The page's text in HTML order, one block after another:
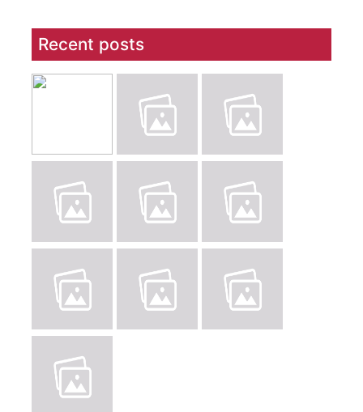
Recent posts